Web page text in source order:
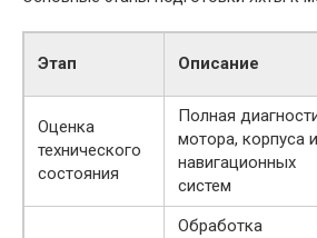
Этап Описание
Оценка
технического
состояния
Полная
мотора, корпуса и
навигационных
систем
Обработка